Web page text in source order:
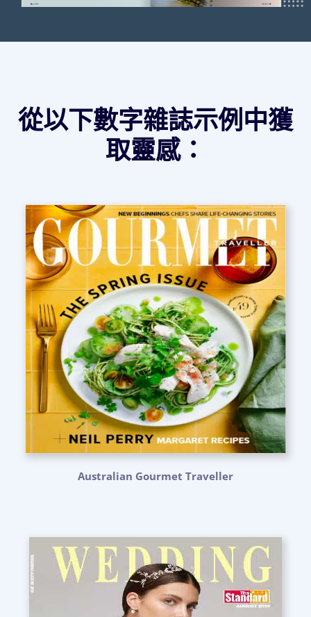
從以下數字雜誌示例中獲
取靈感：
Australian Gourmet Traveller